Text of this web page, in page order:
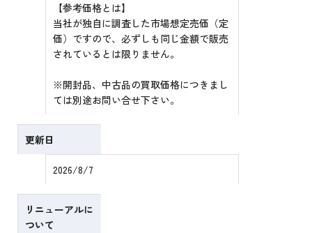
【参考価格とは】
当社が独自に調査した市場想定売価（定
価）ですので、必ずしも同じ金額で販売
されているとは限りません。
※開封品、中古品の買取価格につきまし
ては別途お問い合せ下さい。
更新日
2026/8/7
リニューアルに
ついて